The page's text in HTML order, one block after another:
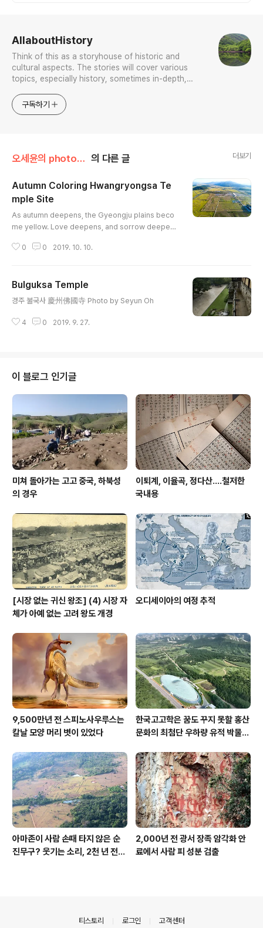
AllaboutHistory
Think of this as a storyhouse of historic and
cultural aspects. The stories will cover various
topics, especially history, sometimes in-depth,
approach will be to resist any common sense or
generalized viewpoint
구독하기
오세윤의 photogallery 의 다른 글 더보기
Autumn Coloring Hwangryongsa Te
mple Site
As autumn deepens, the Gyeongju plains beco
me yellow. Love deepens, and sorrow deepen
Autumn only goes deep, leaving such a deep sc
Photo by Seyun Oh
0 0 2019. 10. 10.
Bulguksa Temple
경주 불국사 慶州佛國寺 Photo by Seyun Oh
4 0 2019. 9. 27.
이 블로그 인기글
미쳐 돌아가는 고고 중국, 하북성
의 경우
이퇴계, 이율곡, 정다산....철저한
국내용
[시장 없는 귀신 왕조] (4) 시장 자
체가 아예 없는 고려 왕도 개경
오디세이아의 여정 추적
9,500만년 전 스피노사우루스는
칼날 모양 머리 볏이 있었다
한국고고학은 꿈도 꾸지 못할 홍산
문화의 최첨단 우하량 유적 박물관
아마존이 사람 손때 타지 않은 순
진무구? 웃기는 소리, 2천 년 전에
2,000년 전 광서 장족 암각화 안
료에서 사람 피 성분 검출
티스토리 로그인 고객센터